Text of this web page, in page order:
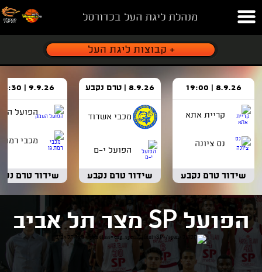
מנהלת ליגת העל בכדורסל
8.9.26 | 19:00
קריית אתא
נס ציונה
שידור טרם נקבע
8.9.26 | טרם נקבע
מכבי אשדוד
הפועל י-ם
שידור טרם נקבע
9.9.26 | 18:30
הפועל
מכבי רמת
שידור טרם
הפועלSPמצר תל אביב